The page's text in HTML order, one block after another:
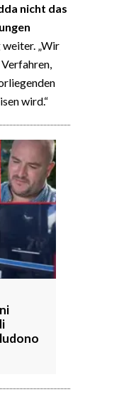
nicht das
weiter. „Wir
wird.“